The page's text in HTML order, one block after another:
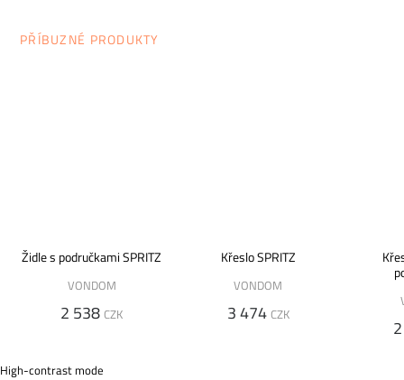
PŘÍBUZNÉ PRODUKTY
Židle s područkami SPRITZ
VONDOM
2 538 CZK
Křeslo SPRITZ
VONDOM
3 474 CZK
High-contrast mode